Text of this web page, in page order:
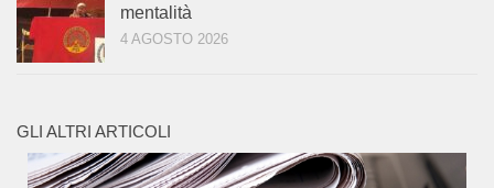
mentalità
4 AGOSTO 2026
GLI ALTRI ARTICOLI